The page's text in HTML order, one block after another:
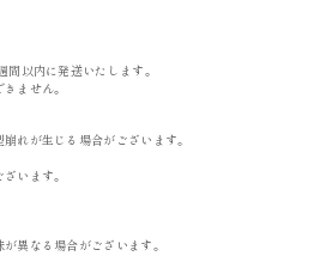
間以内に発送いたします。
ません。
れが生じる場合がございます。
います。
異なる場合がございます。